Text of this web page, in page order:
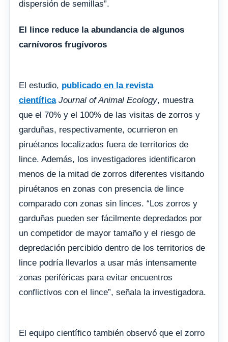
dispersión de semillas”.
El lince reduce la abundancia de algunos
carnívoros frugívoros
El estudio, publicado en la revista
científica Journal of Animal Ecology, muestra
que el 70% y el 100% de las visitas de zorros y
garduñas, respectivamente, ocurrieron en
piruétanos localizados fuera de territorios de
lince. Además, los investigadores identificaron
menos de la mitad de zorros diferentes visitando
piruétanos en zonas con presencia de lince
comparado con zonas sin linces. “Los zorros y
garduñas pueden ser fácilmente depredados por
un competidor de mayor tamaño y el riesgo de
depredación percibido dentro de los territorios de
lince podría llevarlos a usar más intensamente
zonas periféricas para evitar encuentros
conflictivos con el lince”, señala la investigadora.
El equipo científico también observó que el zorro